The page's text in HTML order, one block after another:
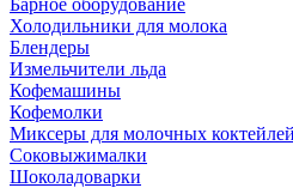
Барное оборудование
Холодильники для молока
Блендеры
Измельчители льда
Кофемашины
Кофемолки
Миксеры для молочных коктейлей
Соковыжималки
Шоколадоварки